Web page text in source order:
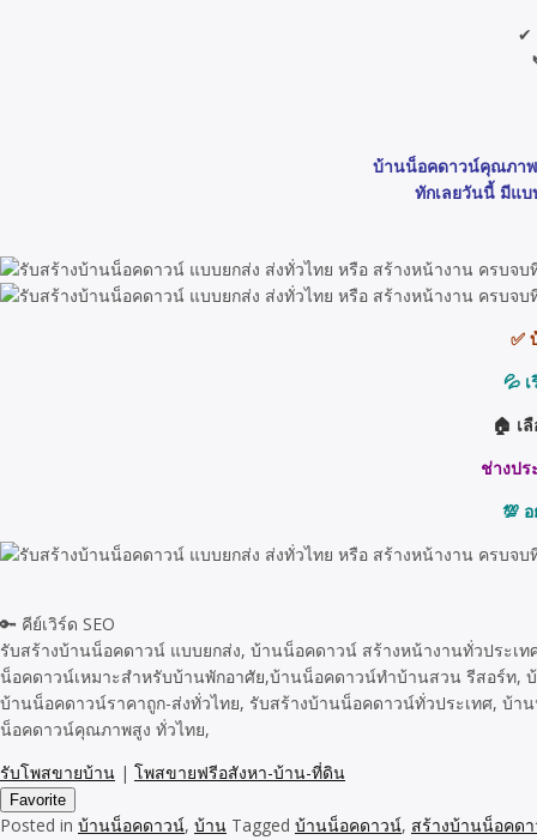
✔
บ้านน็อคดาวน์คุณภาพ
ทักเลยวันนี้ มีแ
✅
💦
🏠 เ
ช่างปร
💯
🔑 คีย์เวิร์ด SEO
รับสร้างบ้านน็อคดาวน์ แบบยกส่ง, บ้านน็อคดาวน์ สร้างหน้างานทั่วประ
น็อคดาวน์เหมาะสำหรับบ้านพักอาศัย,บ้านน็อคดาวน์ทำบ้านสวน รีสอร์ท
บ้านน็อคดาวน์ราคาถูก-ส่งทั่วไทย, รับสร้างบ้านน็อคดาวน์ทั่วประเทศ, บ้
น็อคดาวน์คุณภาพสูง ทั่วไทย,
รับโพสขายบ้าน | โพสขายฟรีอสังหา-บ้าน-ที่ดิน
Favorite
Posted in บ้านน็อคดาวน์, บ้าน Tagged บ้านน็อคดาวน์, สร้างบ้านน็อคด